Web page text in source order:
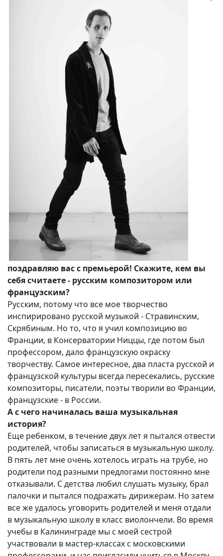
поздравляю вас с премьерой! Скажите, кем вы
себя считаете - русским композитором или
французским?
Русским, потому что все мое творчество
инспирировано русской музыкой - Стравинским,
Скрябиным. Но то, что я учил композицию во
Франции, в Консерватории Ниццы, где потом был
профессором, дало французскую окраску
творчеству. Самое интересное, два пласта русской и
французской культуры всегда пересекались, русские
композиторы, писатели, поэты творили во Франции,
французские - в России.
А с чего начиналась ваша музыкальная
история?
Еще ребенком, в течение двух лет я пытался отвести
родителей, чтобы записаться в музыкальную школу.
В пять лет мне очень хотелось играть на трубе, но
родители под разными предлогами постоянно мне
отказывали. С детства любил слушать музыку, брал
палочки и пытался подражать дирижерам. Но затем
все же удалось уговорить родителей и меня отдали
в музыкальную школу в класс виолончели. Во время
учебы в Калининграде мы с моей сестрой
участвовали в мастер-классах с московскими